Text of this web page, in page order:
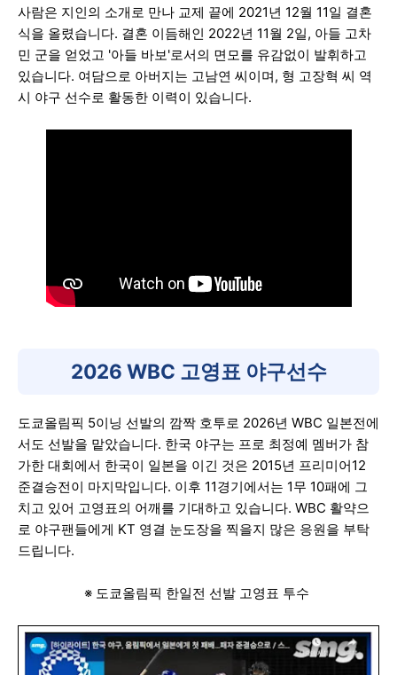
사람은 지인의 소개로 만나 교제 끝에 2021년 12월 11일 결혼
식을 올렸습니다. 결혼 이듬해인 2022년 11월 2일, 아들 고차
민 군을 얻었고 '아들 바보'로서의 면모를 유감없이 발휘하고
있습니다. 여담으로 아버지는 고남연 씨이며, 형 고장혁 씨 역
시 야구 선수로 활동한 이력이 있습니다.
2026 WBC 고영표 야구선수
도쿄올림픽 5이닝 선발의 깜짝 호투로 2026년 WBC 일본전에
서도 선발을 맡았습니다. 한국 야구는 프로 최정예 멤버가 참
가한 대회에서 한국이 일본을 이긴 것은 2015년 프리미어12
준결승전이 마지막입니다. 이후 11경기에서는 1무 10패에 그
치고 있어 고영표의 어깨를 기대하고 있습니다. WBC 활약으
로 야구팬들에게 KT 영결 눈도장을 찍을지 많은 응원을 부탁
드립니다.
※ 도쿄올림픽 한일전 선발 고영표 투수